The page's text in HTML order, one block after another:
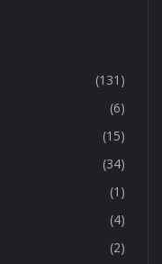
(131)
(6)
(15)
(34)
(1)
(4)
(2)